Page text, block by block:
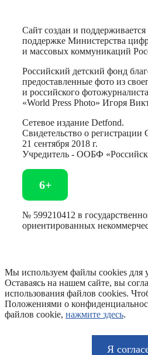
Сайт создан и
поддержке Министерства
и массовых коммуникаций
Российский детский фонд
предоставленные фото из
и российского
«World Press Photo» Игоря
Сетевое издание Detfond.
Свидетельство о
21 сентября 2018 г.
Учредитель - ООБФ
6+
№ 599210412 в
ориентированных
Мы используем файлы cookies для
Оставаясь на нашем сайте, вы
использования файлов cookies.
Положениями о
файлов cookie, нажмите здесь.
Я